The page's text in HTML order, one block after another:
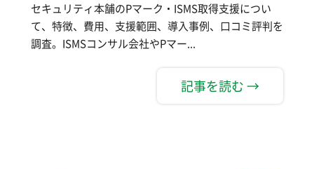
セキュリティ本舗のPマーク・ISMS取得支援につい
て、特徴、費用、支援範囲、導入事例、口コミ評判を
調査。ISMSコンサル会社やPマー...
記事を読む →